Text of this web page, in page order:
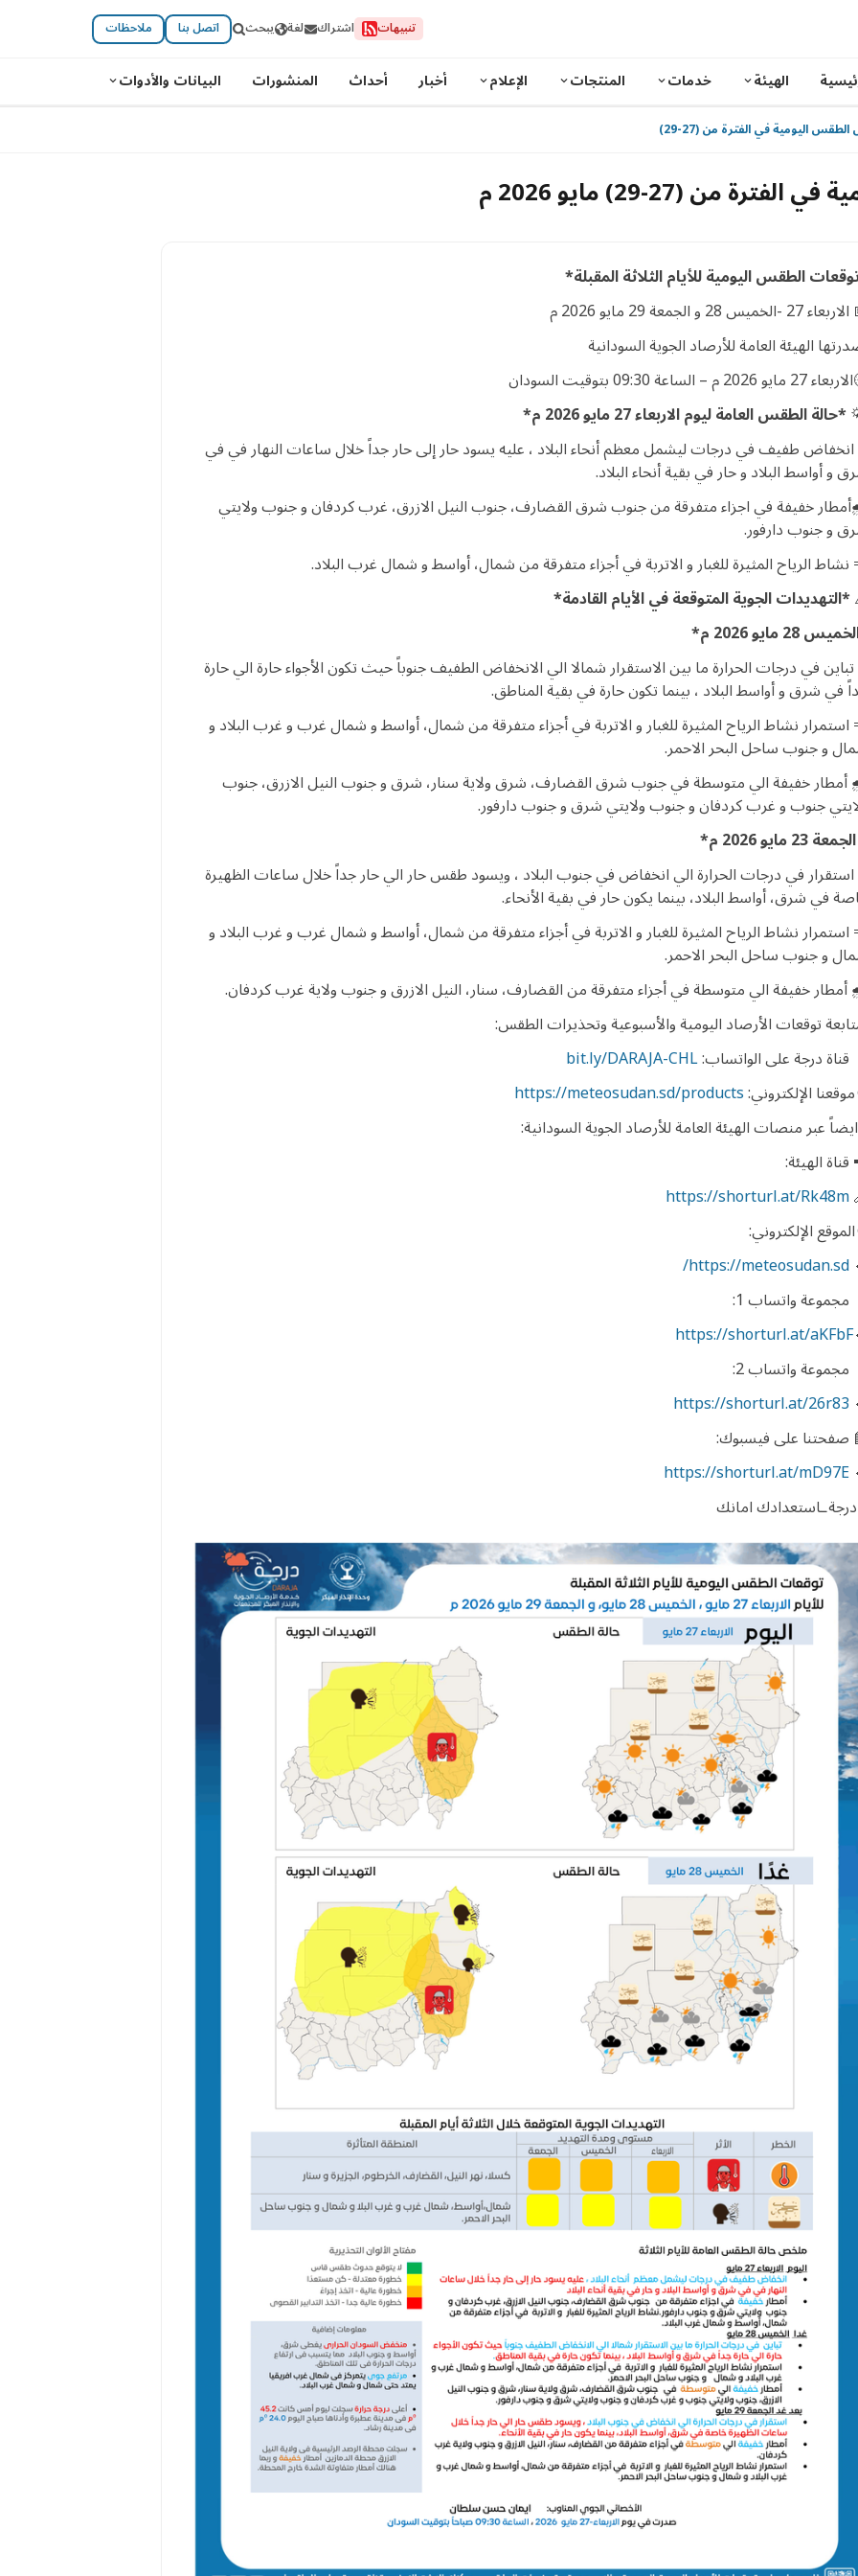
تنبيهات اشتراك لغة يبحث اتصل بنا ملاحظات
الهيئة خدمات المنتجات الإعلام أخبار أحداث المنشورات البيانات والأدوات
اليومية في الفترة من (27-29) مايو 2026 م
من (27-29) مايو 2026 م
الطقس اليومية للأيام الثلاثة المقبلة*
27 -الخميس 28 و الجمعة 29 مايو 2026 م
الهيئة العامة للأرصاد الجوية السودانية
2026 م – الساعة 09:30 بتوقيت السودان
*حالة الطقس العامة ليوم الاربعاء 27 مايو 2026 م*
طفيف في درجات ليشمل معظم أنحاء البلاد ، عليه يسود حار إلى حار جداً خلال ساعات النهار في في
و أواسط البلاد و حار في بقية أنحاء البلاد.
خفيفة في اجزاء متفرقة من جنوب شرق القضارف، جنوب النيل الازرق، غرب كردفان و جنوب ولايتي
و جنوب دارفور.
نشاط الرياح المثيرة للغبار و الاتربة في أجزاء متفرقة من شمال، أواسط و شمال غرب البلاد.
*التهديدات الجوية المتوقعة في الأيام القادمة*
28 مايو 2026 م*
تباين في درجات الحرارة ما بين الاستقرار شمالا الي الانخفاض الطفيف جنوباً حيث تكون الأجواء حارة الي حارة
في شرق و أواسط البلاد ، بينما تكون حارة في بقية المناطق.
استمرار نشاط الرياح المثيرة للغبار و الاتربة في أجزاء متفرقة من شمال، أواسط و شمال غرب و غرب البلاد و
و جنوب ساحل البحر الاحمر.
خفيفة الي متوسطة في جنوب شرق القضارف، شرق ولاية سنار، شرق و جنوب النيل الازرق، جنوب
جنوب و غرب كردفان و جنوب ولايتي شرق و جنوب دارفور.
23 مايو 2026 م*
في درجات الحرارة الي انخفاض في جنوب البلاد ، ويسود طقس حار الي حار جداً خلال ساعات الظهيرة
في شرق، أواسط البلاد، بينما يكون حار في بقية الأنحاء.
استمرار نشاط الرياح المثيرة للغبار و الاتربة في أجزاء متفرقة من شمال، أواسط و شمال غرب و غرب البلاد و
و جنوب ساحل البحر الاحمر.
خفيفة الي متوسطة في أجزاء متفرقة من القضارف، سنار، النيل الازرق و جنوب ولاية غرب كردفان.
توقعات الأرصاد اليومية والأسبوعية وتحذيرات الطقس:
قناة درجة على الواتساب:bit.ly/DARAJA-CHL
الإلكتروني:https://meteosudan.sd/products
عبر منصات الهيئة العامة للأرصاد الجوية السودانية:
الهيئة:
https://shorturl.at/Rk48m
الإلكتروني:
https://meteosudan.sd/
مجموعة واتساب 1:
https://shorturl.at/aKFbF
مجموعة واتساب 2:
https://shorturl.at/26r83
صفحتنا على فيسبوك:
https://shorturl.at/mD97E
درجةـاستعدادك امانك